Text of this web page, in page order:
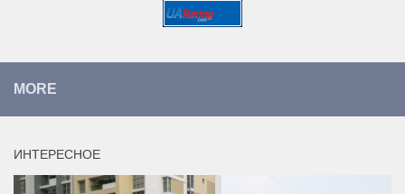
MORE
ИНТЕРЕСНОЕ